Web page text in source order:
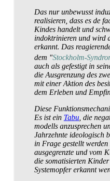
Das nur unbewusst
realisieren, dass es de
Kindes handelt und
indoktrinieren und wird
erkannt. Das
dem "Stockholm-
auch als gefestigt in
die Ausgrenzung des
mit einer Aktion des
dem Erleben und
Diese
Es ist ein Tabu , die
modells anzusprechen
Jahrzehnte ideologisch
in Frage gestellt
ausgegrenzte und vom
die somatisierten
Systemopfer erkannt